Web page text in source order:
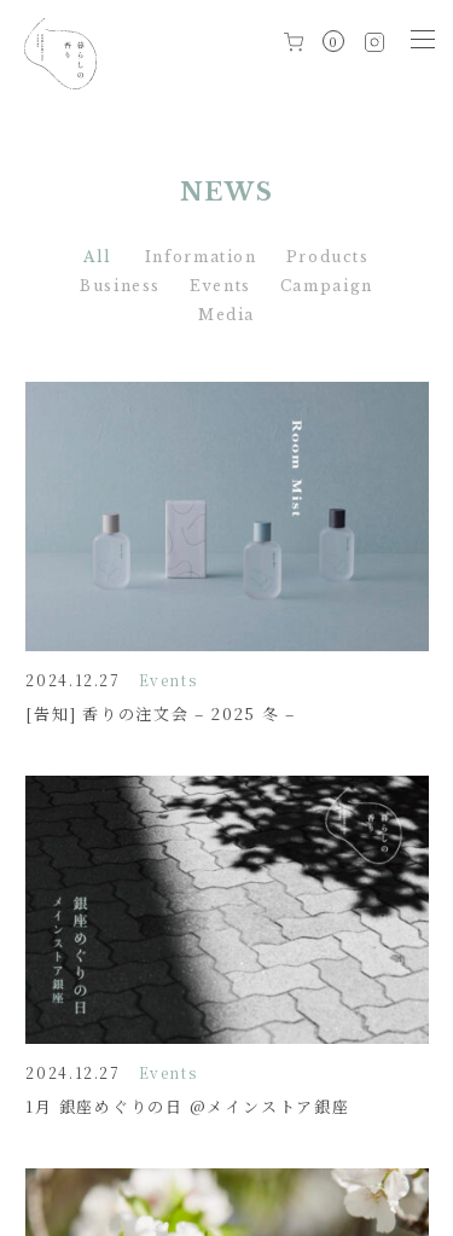
0
NEWS
All Information
Products
Business
Events
Campaign
Media
2024.12.27 Events
[告知] 香りの注文会 – 2025 冬 –
2024.12.27 Events
1月 銀座めぐりの日 @メインストア銀座